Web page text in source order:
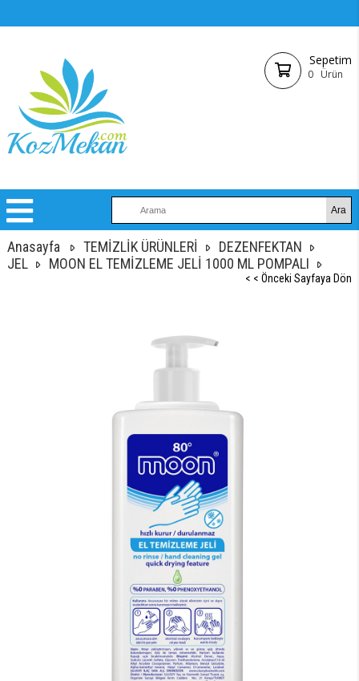
Sepetim
0 Ürün
Anasayfa TEMİZLİK ÜRÜNLERİ
DEZENFEKTAN
JEL
MOON EL TEMİZLEME JELİ 1000 ML POMPALI
< < Önceki Sayfaya Dön